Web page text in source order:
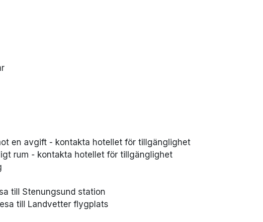
en avgift - kontakta hotellet för tillgänglighet
rum - kontakta hotellet för tillgänglighet
till Stenungsund station
till Landvetter flygplats